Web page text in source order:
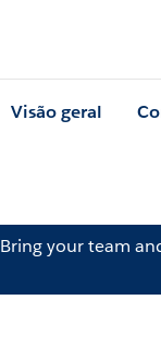
Visão geral
Bring your team